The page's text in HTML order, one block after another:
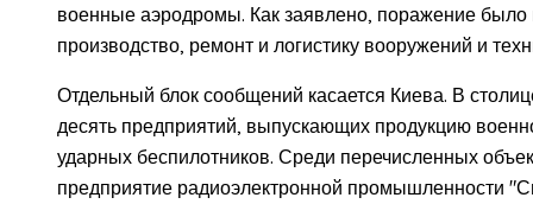
военные аэродромы. Как заявлено, поражение
производство, ремонт и логистику вооружений и
Отдельный блок сообщений касается Киева. В
десять предприятий, выпускающих продукцию
ударных беспилотников. Среди перечисленных
предприятие радиоэлектронной промышленности